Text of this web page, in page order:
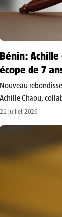
Bénin: Achille
écope de 7
Nouveau
Achille Chaou,
Boni Ouorou. Alors
d’appel, qui l’a
21 juillet 2026